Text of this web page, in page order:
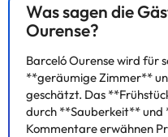
Was sagen die
Ourense?
Barceló Ourense wird für
**geräumige Zimmer**
geschätzt. Das
durch **Sauberkeit**
Kommentare erwähnen